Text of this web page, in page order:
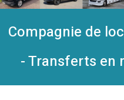
Compagnie de
- Transferts en